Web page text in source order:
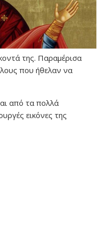
της. Παραμέρισα
που ήθελαν να
από τα πολλά
εικόνες της